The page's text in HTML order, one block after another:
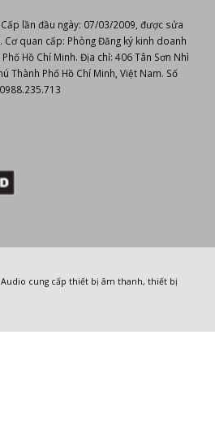
lần đầu ngày: 07/03/2009, được sửa
quan cấp: Phòng Đăng ký kinh doanh
Hồ Chí Minh. Địa chỉ: 406 Tân Sơn Nhì
Thành Phố Hồ Chí Minh, Việt Nam. Số